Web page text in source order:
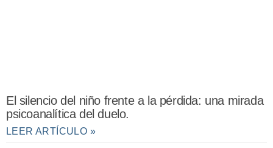
El silencio del niño frente a la pérdida: una mirada
psicoanalítica del duelo.
LEER ARTÍCULO »